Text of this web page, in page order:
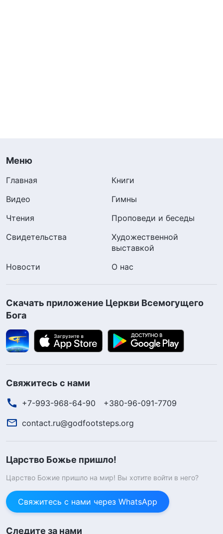
Меню
Главная
Книги
Видео
Гимны
Чтения
Проповеди и беседы
Свидетельства
Художественной
выставкой
Новости
О нас
Скачать приложение Церкви Всемогущего
Бога
Свяжитесь с нами
+7-993-968-64-90
+380-96-091-7709
contact.ru@godfootsteps.org
Царство Божье пришло!
Царство Божие пришло на мир! Вы хотите войти в него?
Свяжитесь с нами через WhatsApp
Следите за нами